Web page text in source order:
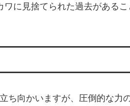
に見捨てられた過去がある
向かいますが、圧倒的な力